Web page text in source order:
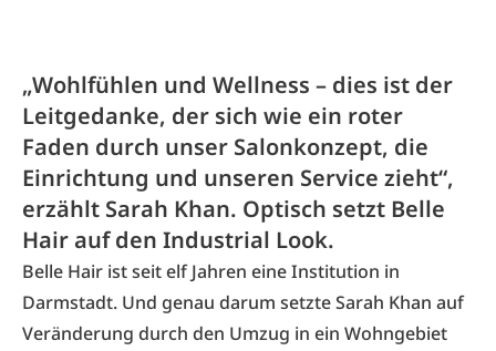
„Wohlfühlen und Wellness – dies ist der
Leitgedanke, der sich wie ein roter
Faden durch unser Salonkonzept, die
Einrichtung und unseren Service zieht“,
erzählt Sarah Khan. Optisch setzt Belle
Hair auf den Industrial Look.
Belle Hair ist seit elf Jahren eine Institution in
Darmstadt. Und genau darum setzte Sarah Khan auf
Veränderung durch den Umzug in ein Wohngebiet